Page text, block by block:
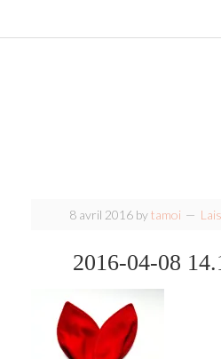
8 avril 2016bytamoi
2016-04-08